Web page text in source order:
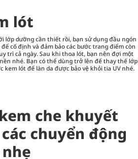
lót
lớp dưỡng cần thiết rồi, bạn sử dụng đầu ngón
cố định và đảm bảo các bước trang điểm còn
trì cả ngày. Sau khi thoa lót, bạn nên đợi một
nhé. Bạn có thể dùng trở lên để thay thế lớp
kem lót để làn da được bảo vệ khỏi tia UV nhé.
che khuyết
chuyển động